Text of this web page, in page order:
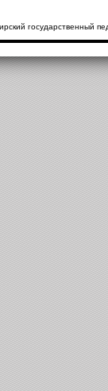
государственный